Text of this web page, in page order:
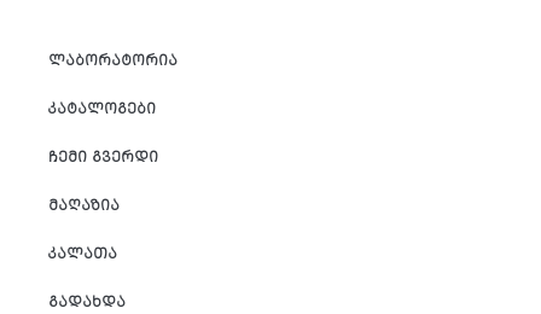
ᲚᲐᲑᲝᲠᲐᲢᲝᲠᲘᲐ
ᲙᲐᲢᲐᲚᲝᲒᲔᲑᲘ
ᲩᲔᲛᲘ ᲒᲕᲔᲠᲓᲘ
ᲛᲐᲦᲐᲖᲘᲐ
ᲙᲐᲚᲐᲗᲐ
ᲒᲐᲓᲐᲮᲓᲐ